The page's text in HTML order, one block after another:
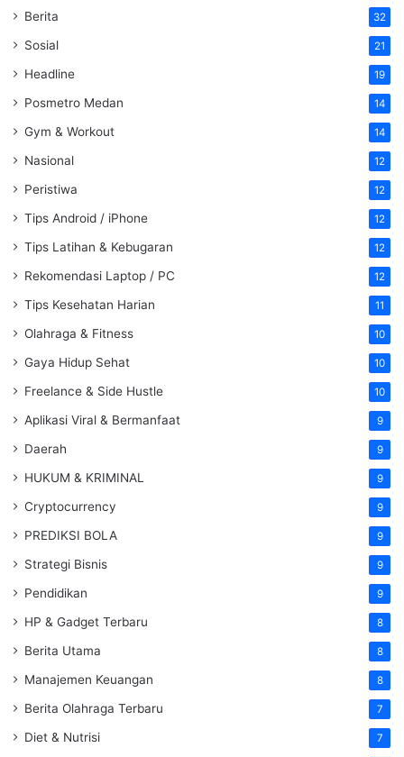
Berita 32
Sosial 21
Headline 19
Posmetro Medan 14
Gym & Workout 14
Nasional 12
Peristiwa 12
Tips Android / iPhone 12
Tips Latihan & Kebugaran 12
Rekomendasi Laptop / PC 12
Tips Kesehatan Harian 11
Olahraga & Fitness 10
Gaya Hidup Sehat 10
Freelance & Side Hustle 10
Aplikasi Viral & Bermanfaat 9
Daerah 9
HUKUM & KRIMINAL 9
Cryptocurrency 9
PREDIKSI BOLA 9
Strategi Bisnis 9
Pendidikan 9
HP & Gadget Terbaru 8
Berita Utama 8
Manajemen Keuangan 8
Berita Olahraga Terbaru 7
Diet & Nutrisi 7